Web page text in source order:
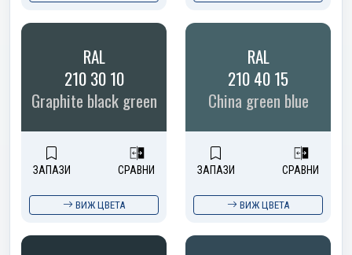
RAL
210 30 10
Graphite black green
ЗАПАЗИ СРАВНИ
ВИЖ ЦВЕТА
RAL
210 40 15
China green blue
ЗАПАЗИ СРАВНИ
ВИЖ ЦВЕТА